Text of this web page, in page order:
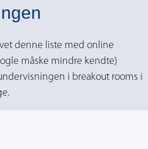
denne liste med online
måske mindre kendte)
i breakout rooms i